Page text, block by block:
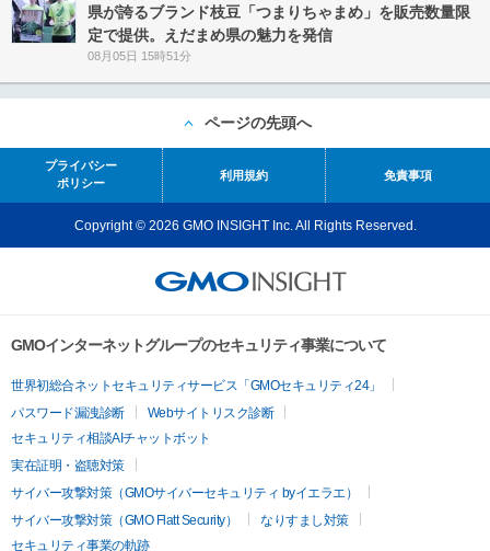
県が誇るブランド枝豆「つまりちゃまめ」を販売数量限
定で提供。えだまめ県の魅力を発信
08月05日 15時51分
ページの先頭へ
プライバシー
ポリシー
利用規約 免責事項
Copyright © 2026 GMO INSIGHT Inc. All Rights Reserved.
GMOインターネットグループのセキュリティ事業について
世界初総合ネットセキュリティサービス「GMOセキュリティ24」
パスワード漏洩診断
Webサイトリスク診断
セキュリティ相談AIチャットボット
実在証明・盗聴対策
サイバー攻撃対策（GMOサイバーセキュリティ byイエラエ）
サイバー攻撃対策（GMO Flatt Security）
なりすまし対策
セキュリティ事業の軌跡